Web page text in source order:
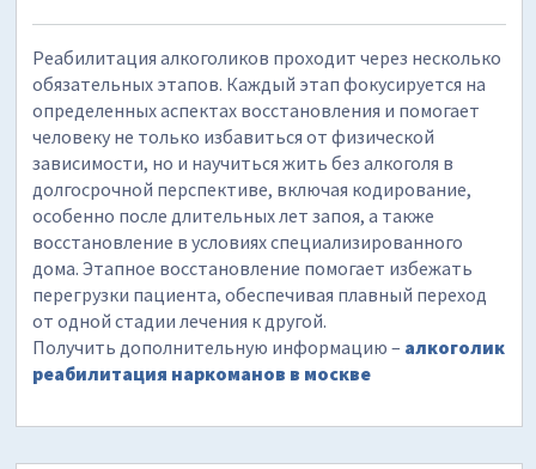
Реабилитация алкоголиков проходит через несколько
обязательных этапов. Каждый этап фокусируется на
определенных аспектах восстановления и помогает
человеку не только избавиться от физической
зависимости, но и научиться жить без алкоголя в
долгосрочной перспективе, включая кодирование,
особенно после длительных лет запоя, а также
восстановление в условиях специализированного
дома. Этапное восстановление помогает избежать
перегрузки пациента, обеспечивая плавный переход
от одной стадии лечения к другой.
Получить дополнительную информацию – алкоголик
реабилитация наркоманов в москве